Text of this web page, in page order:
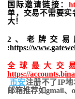
国际邀请链接：
单，交易不需要实
大！
2、老牌交易
:https://
全球最大交
https://
币安注册不了IP
邮箱推荐如gmail、